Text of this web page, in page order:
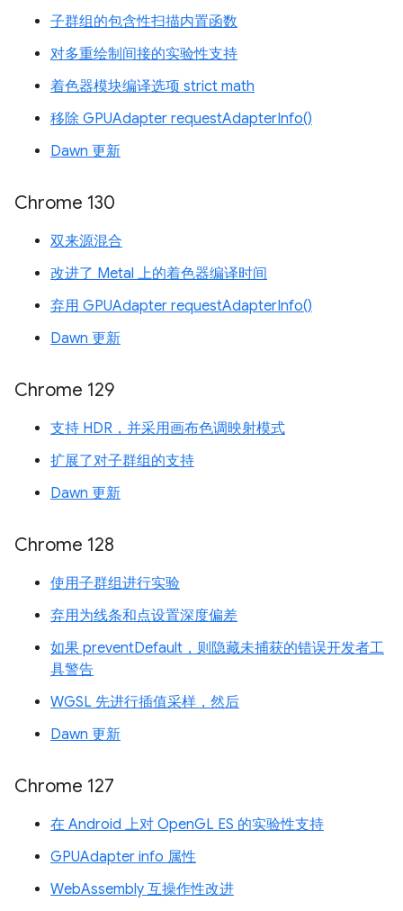
子群组的包含性扫描内置函数
对多重绘制间接的实验性支持
着色器模块编译选项 strict math
移除 GPUAdapter requestAdapterInfo()
Dawn 更新
Chrome 130
双来源混合
改进了 Metal 上的着色器编译时间
弃用 GPUAdapter requestAdapterInfo()
Dawn 更新
Chrome 129
支持 HDR，并采用画布色调映射模式
扩展了对子群组的支持
Dawn 更新
Chrome 128
使用子群组进行实验
弃用为线条和点设置深度偏差
如果 preventDefault，则隐藏未捕获的错误开发者工
具警告
WGSL 先进行插值采样，然后
Dawn 更新
Chrome 127
在 Android 上对 OpenGL ES 的实验性支持
GPUAdapter info 属性
WebAssembly 互操作性改进